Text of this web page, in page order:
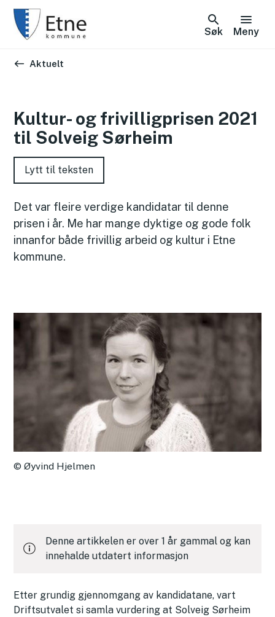
Søk Meny
Du er her:
Aktuelt
Kultur- og frivilligprisen 2021
til Solveig Sørheim
Lytt til teksten
Det var fleire verdige kandidatar til denne
prisen i år. Me har mange dyktige og gode folk
innanfor både frivillig arbeid og kultur i Etne
kommune.
Øyvind Hjelmen
Denne artikkelen er over 1 år gammal og kan
innehalde utdatert informasjon
Etter grundig gjennomgang av kandidatane, vart
Driftsutvalet si samla vurdering at Solveig Sørheim